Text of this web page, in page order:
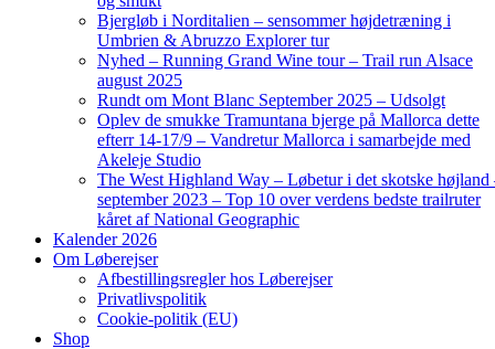
Bjergløb i Norditalien – sensommer højdetræning i
Umbrien & Abruzzo Explorer tur
Nyhed – Running Grand Wine tour – Trail run Alsace
august 2025
Rundt om Mont Blanc September 2025 – Udsolgt
Oplev de smukke Tramuntana bjerge på Mallorca dette
efterr 14-17/9 – Vandretur Mallorca i samarbejde med
Akeleje Studio
The West Highland Way – Løbetur i det skotske højland
september 2023 – Top 10 over verdens bedste trailruter
kåret af National Geographic
Kalender 2026
Om Løberejser
Afbestillingsregler hos Løberejser
Privatlivspolitik
Cookie-politik (EU)
Shop